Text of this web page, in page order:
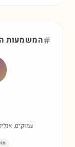
המשמעות
עמוקים,